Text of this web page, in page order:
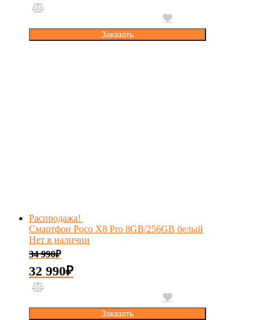
Заказать
Распродажа!
Смартфон Poco X8 Pro 8GB/256GB белый
Нет в наличии
34 990₽
32 990₽
Заказать